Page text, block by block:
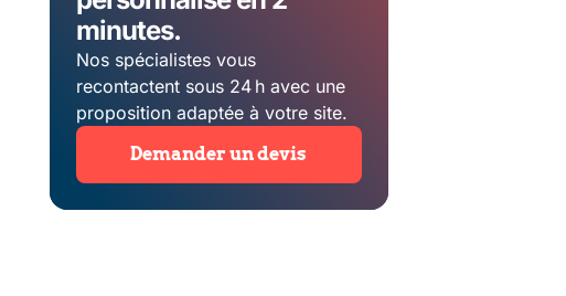
minutes.
Nos spécialistes vous
recontactent sous 24 h avec une
proposition adaptée à votre site.
Demander un devis